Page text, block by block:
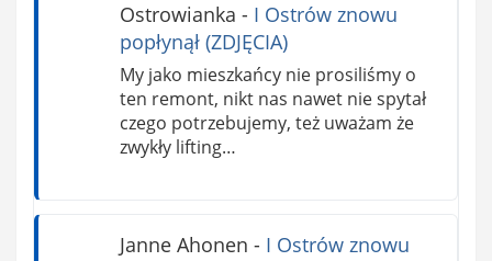
Ostrowianka - I Ostrów znowu
popłynął (ZDJĘCIA)
My jako mieszkańcy nie prosiliśmy o
ten remont, nikt nas nawet nie spytał
czego potrzebujemy, też uważam że
zwykły lifting…
Janne Ahonen - I Ostrów znowu